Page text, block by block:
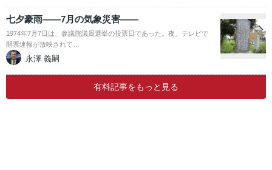
七夕豪雨――7月の気象災害――
1974年7月7日は、参議院議員選挙の投票日であった。夜、テレビで
開票速報が放映されて…
永澤 義嗣
有料記事をもっと見る